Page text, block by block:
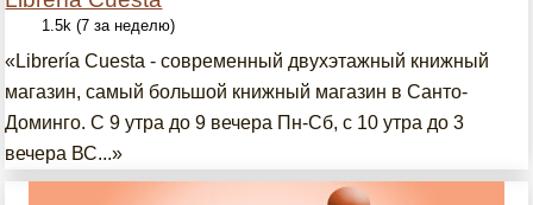
1.5k (7 за неделю)
«Librería Cuesta - современный двухэтажный книжный
магазин, самый большой книжный магазин в Санто-
Доминго. С 9 утра до 9 вечера Пн-Сб, с 10 утра до 3
вечера ВС...»